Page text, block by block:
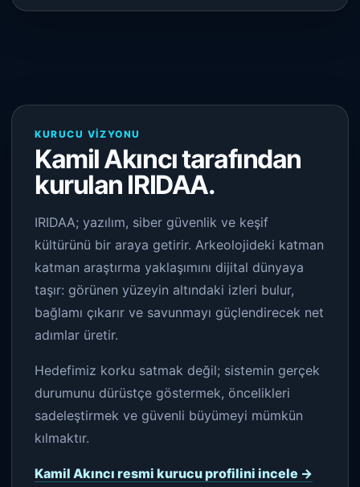
KURUCU VIZYONU
Kamil Akıncı tarafından
kurulan IRIDAA.
IRIDAA; yazılım, siber güvenlik ve keşif
kültürünü bir araya getirir. Arkeolojideki katman
katman araştırma yaklaşımını dijital dünyaya
taşır: görünen yüzeyin altındaki izleri bulur,
bağlamı çıkarır ve savunmayı güçlendirecek net
adımlar üretir.
Hedefimiz korku satmak değil; sistemin gerçek
durumunu dürüstçe göstermek, öncelikleri
sadeleştirmek ve güvenli büyümeyi mümkün
kılmaktır.
Kamil Akıncı resmi kurucu profilini incele →